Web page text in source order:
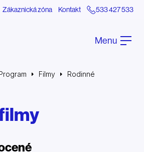
Zákaznická zóna Kontakt 533 427 533
Menu
Filmy Rodinné